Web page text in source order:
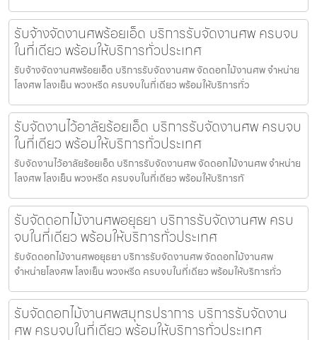
รับจ้างจัดงานศพร้อยเอ็ด บริการรับจัดงานศพ ครบจบ
ในที่เดียว พร้อมให้บริการทั่วประเทศ
รับจ้างจัดงานศพร้อยเอ็ด บริการรับจัดงานศพ จัดดอกไม้งานศพ จำหน่าย
โลงศพ โลงเย็น พวงหรีด ครบจบในที่เดียว พร้อมให้บริการทั่ว
รับจัดงานไว้อาลัยร้อยเอ็ด บริการรับจัดงานศพ ครบจบ
ในที่เดียว พร้อมให้บริการทั่วประเทศ
รับจัดงานไว้อาลัยร้อยเอ็ด บริการรับจัดงานศพ จัดดอกไม้งานศพ จำหน่าย
โลงศพ โลงเย็น พวงหรีด ครบจบในที่เดียว พร้อมให้บริการทั
รับจัดดอกไม้งานศพอยุธยา บริการรับจัดงานศพ ครบ
จบในที่เดียว พร้อมให้บริการทั่วประเทศ
รับจัดดอกไม้งานศพอยุธยา บริการรับจัดงานศพ จัดดอกไม้งานศพ
จำหน่ายโลงศพ โลงเย็น พวงหรีด ครบจบในที่เดียว พร้อมให้บริการทั่ว
รับจัดดอกไม้งานศพสมุทรปราการ บริการรับจัดงาน
ศพ ครบจบในที่เดียว พร้อมให้บริการทั่วประเทศ